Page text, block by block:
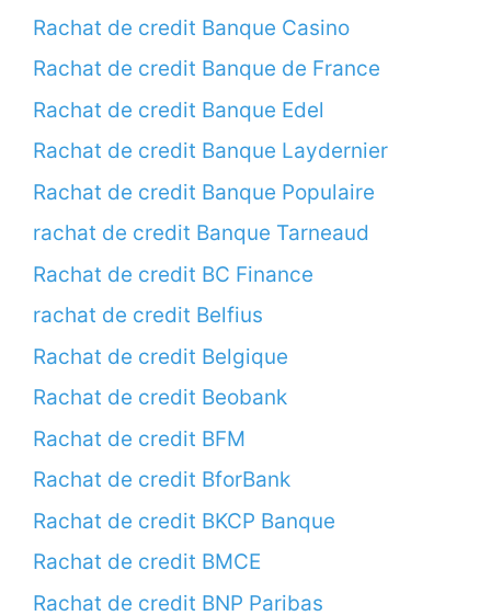
Rachat de credit Banque Casino
Rachat de credit Banque de France
Rachat de credit Banque Edel
Rachat de credit Banque Laydernier
Rachat de credit Banque Populaire
rachat de credit Banque Tarneaud
Rachat de credit BC Finance
rachat de credit Belfius
Rachat de credit Belgique
Rachat de credit Beobank
Rachat de credit BFM
Rachat de credit BforBank
Rachat de credit BKCP Banque
Rachat de credit BMCE
Rachat de credit BNP Paribas